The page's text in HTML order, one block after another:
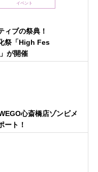
イベント
ィブの祭典！
祭「High Fes
が開催
心斎橋店ゾンビメ
ート！